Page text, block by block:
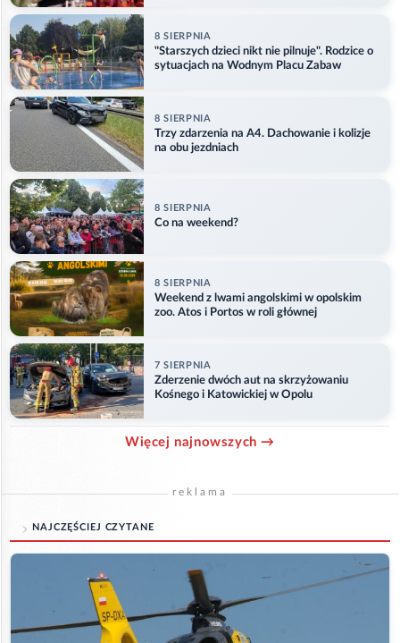
8 SIERPNIA
"Starszych dzieci nikt nie pilnuje". Rodzice o
sytuacjach na Wodnym Placu Zabaw
8 SIERPNIA
Trzy zdarzenia na A4. Dachowanie i kolizje
na obu jezdniach
8 SIERPNIA
Co na weekend?
8 SIERPNIA
Weekend z lwami angolskimi w opolskim
zoo. Atos i Portos w roli głównej
7 SIERPNIA
Zderzenie dwóch aut na skrzyżowaniu
Kośnego i Katowickiej w Opolu
Więcej najnowszych →
reklama
NAJCZĘŚCIEJ CZYTANE